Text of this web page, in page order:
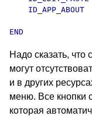
ID_APP_ABOUT
Надо сказать, что
могут
и в других
меню. Все кнопки
которая